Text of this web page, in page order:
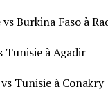
Burkina Faso à
Tunisie à Agadir
Tunisie à Conakry